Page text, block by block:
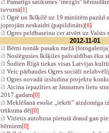
Pamatīgs satiksmes "mezgls"
tuvumā[1]
Ogrē un Ikšķilē uz 19 minūtēm pazūd
joprojām neskaidri (papildināts)[6]
Ogres peldbaseinu cer atvērt uz Valsts
2012-11-01
Bērni nonāk pasaku mežā
Noslēgusies Ikšķiles pašvaldības ēku
Šodien Rīgā tiekas visas Latvijas
Veic pārbaudes Ogres sociāli
Ogres novadā izsludina projektu
Aicina iepazīties ar Jaunatnes lietu
2017.gadam[0]
Meklēšanā esošie „iekrīt” aizdomīga
trūkuma dēļ[0]
Vīrietis autobusa pieturā draud gan
bērniem[0]